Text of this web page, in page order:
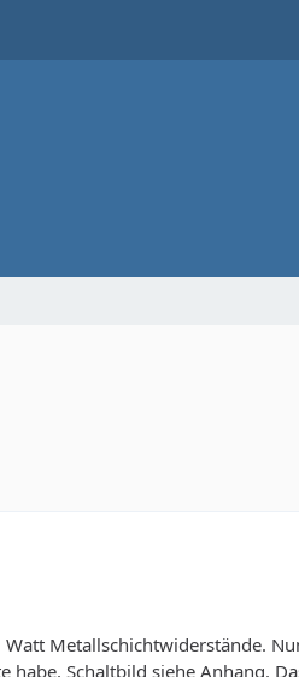
Metallschichtwiderstände.
Schaltbild siehe Anhang.